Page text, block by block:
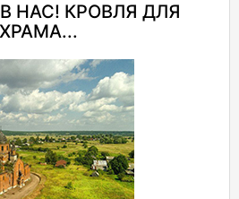
НАС! КРОВЛЯ ДЛЯ
ХРАМА...